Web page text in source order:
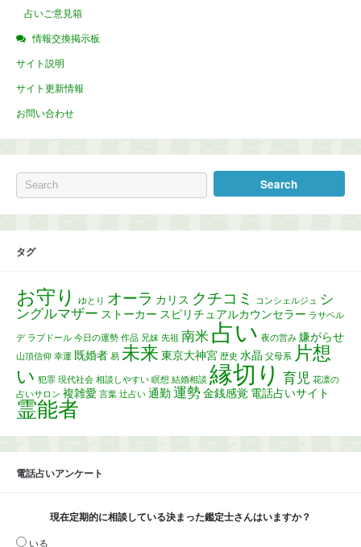
占いご意見箱
情報交換掲示板
サイト説明
サイト更新情報
お問い合わせ
タグ
お守り ゆとり オーラ カリス クチコミ コンシェルジュ
シ
ングルマザー ストーカー スピリチュアルカウンセラー ラサベル
デ ラブドール 今日の運勢 作品 兄妹 先祖 南米 占い 夜の営み 嫌がらせ
山頂信仰 幸運 既婚者 易 未来 東京大神宮 歴史 水晶 父母系
片想
い 犯罪 現代社会 相談しやすい 瞑想 結婚相談 縁切り 育児 花凛の
占いサロン 複雑愛 言葉 辻占い 通勤 運勢金銭感覚 電話占いサイト
霊能者
電話占いアンケート
現在定期的に相談している決まった鑑定士さんはいますか？
いる